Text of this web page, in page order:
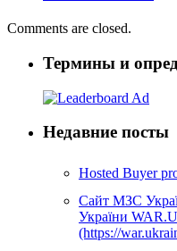
Comments are closed.
Термины и
Недавние посты
Hosted Buyer
Cайт МЗС
України
(https://